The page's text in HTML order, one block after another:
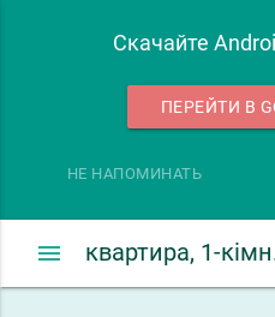
Скачайте
ПЕРЕЙТИ В
НЕ НАПОМИНАТЬ
menu